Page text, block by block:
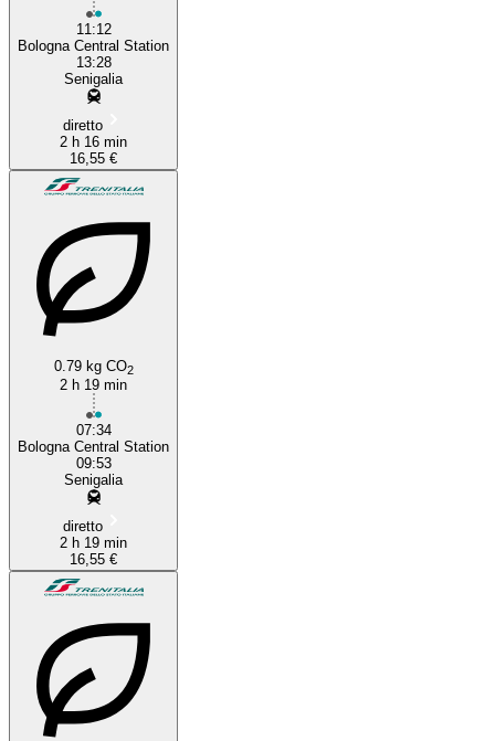
11:12
Bologna Central Station
13:28
Senigalia
diretto
2 h 16 min
16,55 €
0.79 kg CO2
2 h 19 min
07:34
Bologna Central Station
09:53
Senigalia
diretto
2 h 19 min
16,55 €